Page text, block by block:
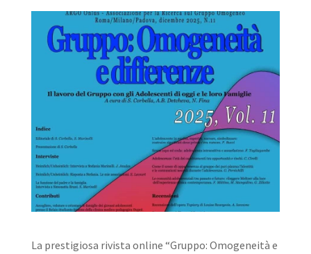
La prestigiosa rivista online “Gruppo: Omogeneità e